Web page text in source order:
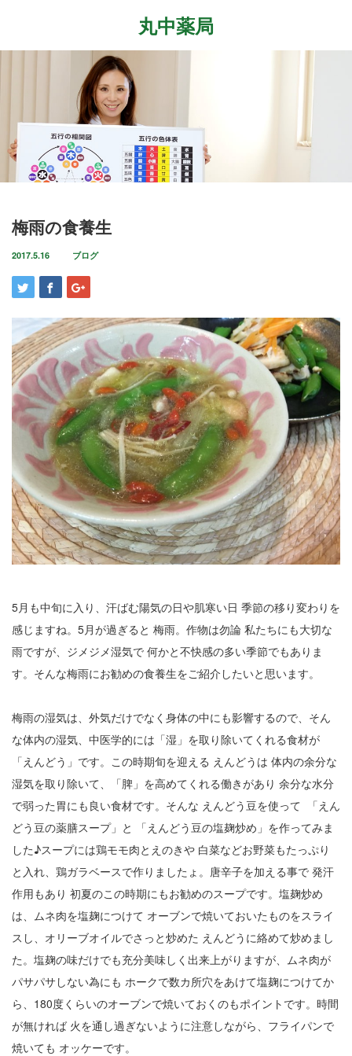
丸中薬局
梅雨の食養生
2017.5.16 ブログ
5月も中旬に入り、汗ばむ陽気の日や肌寒い日 季節の移り変わりを
感じますね。5月が過ぎると 梅雨。作物は勿論 私たちにも大切な
雨ですが、ジメジメ湿気で 何かと不快感の多い季節でもありま
す。そんな梅雨にお勧めの食養生をご紹介したいと思います。
梅雨の湿気は、外気だけでなく身体の中にも影響するので、そん
な体内の湿気、中医学的には「湿」を取り除いてくれる食材が
「えんどう」です。この時期旬を迎える えんどうは 体内の余分な
湿気を取り除いて、「脾」を高めてくれる働きがあり 余分な水分
で弱った胃にも良い食材です。そんな えんどう豆を使って 「えん
どう豆の薬膳スープ」と 「えんどう豆の塩麹炒め」を作ってみま
した♪スープには鶏モモ肉とえのきや 白菜などお野菜もたっぷり
と入れ、鶏ガラベースで作りましたょ。唐辛子を加える事で 発汗
作用もあり 初夏のこの時期にもお勧めのスープです。塩麹炒め
は、ムネ肉を塩麹につけて オーブンで焼いておいたものをスライ
スし、オリーブオイルでさっと炒めた えんどうに絡めて炒めまし
た。塩麹の味だけでも充分美味しく出来上がりますが、ムネ肉が
パサパサしない為にも ホークで数カ所穴をあけて塩麹につけてか
ら、180度くらいのオーブンで焼いておくのもポイントです。時間
が無ければ 火を通し過ぎないように注意しながら、フライパンで
焼いても オッケーです。
症状改善事例
取扱商品
ブログ
店舗案内
お問い合わせ
最近の記事
2026.7.27
2026.4.14
公園で拾った椿を綺麗に並べて飾りました。春
の訪れの心地良い気候と、花冷えの寒さが交差
するような中、この時期としては記録的…
2026.2.27
3月の声が聞こえるとすっかり春らしくな
り、明石公園の梅の花も満開で、寒い冬がよう
やく終わりを迎えて穏やかな日が訪れるよ…
2025.12.28
今年もあと数日になりましたね。歳を重ねると一年が過ぎるのが
本当に早く感じますが、忙しい日々が本当に有り難く思います。
分刻…
2026年8月
月 火 水 木 金 土 日
3
4
5
6
7
8
9
11